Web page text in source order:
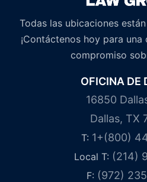
Todas las ubicaciones
¡Contáctenos hoy para
compromiso
OFICINA DE
16850
Dallas, TX
T: 1+(800)
Local T: (214)
F: (972)